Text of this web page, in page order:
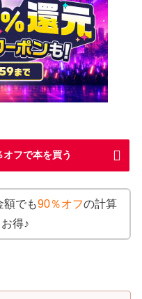
フで本を買う
額でも90％オフの計算
得♪